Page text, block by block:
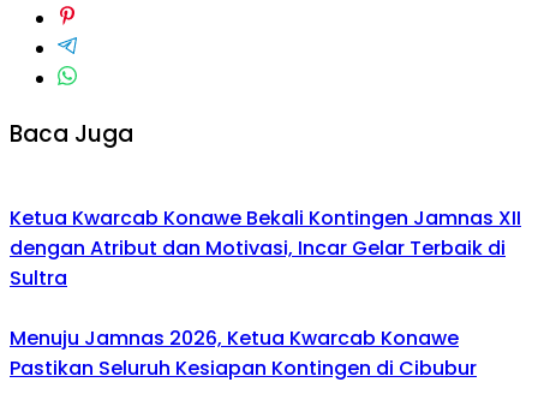
Baca Juga
Ketua Kwarcab Konawe Bekali Kontingen Jamnas XII
dengan Atribut dan Motivasi, Incar Gelar Terbaik di
Sultra
Menuju Jamnas 2026, Ketua Kwarcab Konawe
Pastikan Seluruh Kesiapan Kontingen di Cibubur